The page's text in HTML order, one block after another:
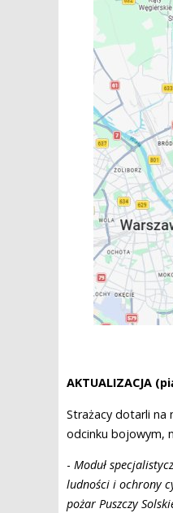
AKTUALIZACJA
Strażacy dotarli na
odcinku bojowym,
- Moduł
ludności i ochrony
pożar Puszczy